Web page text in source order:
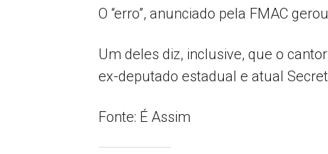
O “erro”, anunciado pela FMAC
Um deles diz, inclusive, que o
ex-deputado estadual e atual
Fonte: É Assim